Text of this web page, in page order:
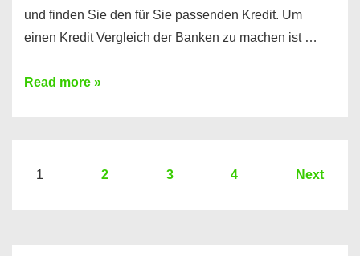
und finden Sie den für Sie passenden Kredit. Um
einen Kredit Vergleich der Banken zu machen ist …
Sie
Hier
Read more »
Seitennummerierung
1 2 3 4 Next